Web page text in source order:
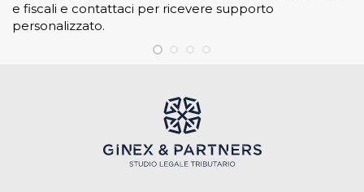
e fiscali e contattaci per ricevere supporto
personalizzato.